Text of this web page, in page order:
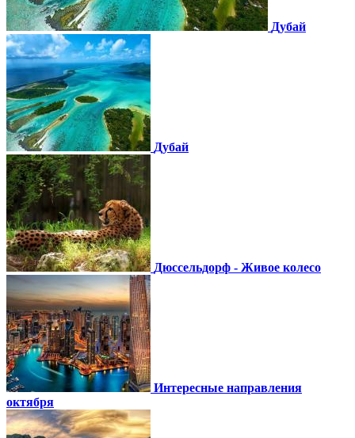
Дубай
Дубай
Дюссельдорф - Живое колесо
Интересные направления
октября